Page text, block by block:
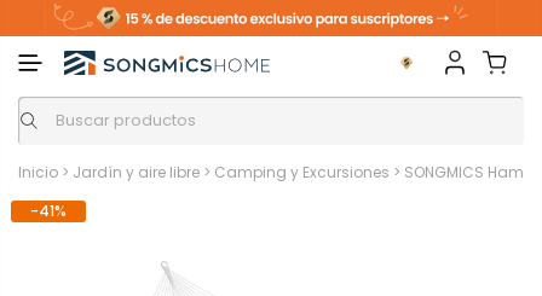
Inicio > Jardín y aire libre > Camping y Excursiones > SONGMICS
-41%